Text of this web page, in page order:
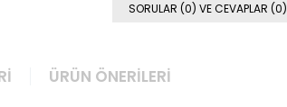
SORULAR (0) VE CEVAPLAR (0)
ÜRÜN ÖNERILERI